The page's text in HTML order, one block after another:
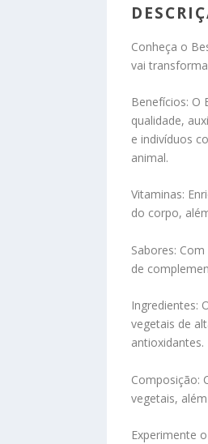
Conheça o
vai
Benefícios: O
qualidade,
e indivíduos
animal.
Vitaminas:
do corpo,
Sabores:
de
Ingredientes:
vegetais de
antioxidantes.
Composição:
vegetais,
Experimente